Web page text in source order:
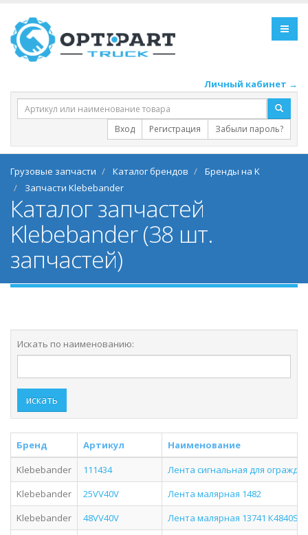
Личный кабинет →
Вход Регистрация Забыли пароль?
Грузовые запчасти Каталог брендов
Бренды на K
Запчасти Klebebander
Каталог запчастей
Klebebander (38 шт.
запчастей)
Искать по наименованию:
искать
Бренд Артикул
Наименование
Klebebander
111434
Лента сигнальная для
Klebebander
25VV40V
Лента малярная 1482
Klebebander
48VV40V
Лента малярная 13741 К4840S